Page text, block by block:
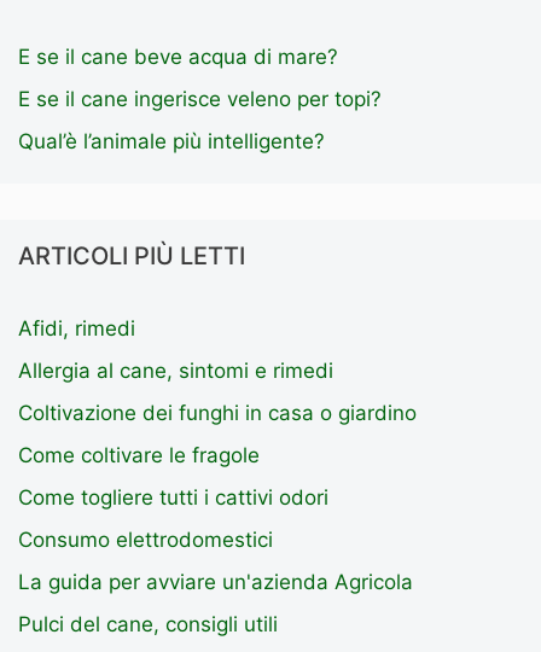
E se il cane beve acqua di mare?
E se il cane ingerisce veleno per topi?
Qual’è l’animale più intelligente?
ARTICOLI PIÙ LETTI
Afidi, rimedi
Allergia al cane, sintomi e rimedi
Coltivazione dei funghi in casa o giardino
Come coltivare le fragole
Come togliere tutti i cattivi odori
Consumo elettrodomestici
La guida per avviare un'azienda Agricola
Pulci del cane, consigli utili